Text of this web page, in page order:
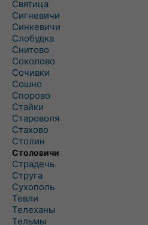
Святица
Сигневичи
Синкевичи
Слобудка
Снитово
Соколово
Сочивки
Сошно
Спорово
Стайки
Староволя
Стахово
Столин
Столовичи
Страдечь
Струга
Сухополь
Тевли
Телеханы
Тельмы